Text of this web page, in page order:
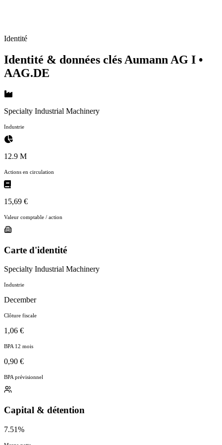
Identité
Identité & données clés Aumann AG I •
AAG.DE
Specialty Industrial Machinery
Industrie
12.9 M
Actions en circulation
15,69 €
Valeur comptable / action
Carte d'identité
Specialty Industrial Machinery
Industrie
December
Clôture fiscale
1,06 €
BPA 12 mois
0,90 €
BPA prévisionnel
Capital & détention
7.51%